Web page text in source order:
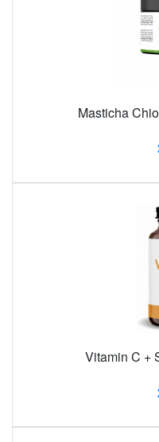
Masticha
Vitamin C +